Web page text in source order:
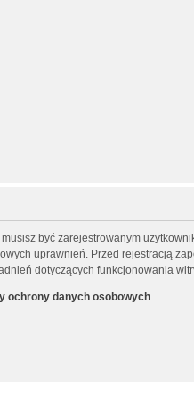
być zarejestrowanym
uprawnień. Przed rejestracją
dotyczących funkcjonowania
ochrony danych osobowych